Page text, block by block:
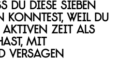
du diese sieben
konntest, weil du
aktiven Zeit als
mit
Versagen